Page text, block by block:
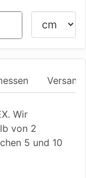
Wir
von 2
5 und 10